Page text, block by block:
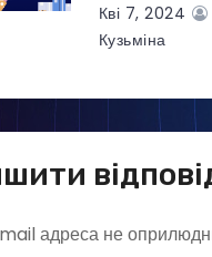
Кві 7, 2024
Кузьміна
адреса не